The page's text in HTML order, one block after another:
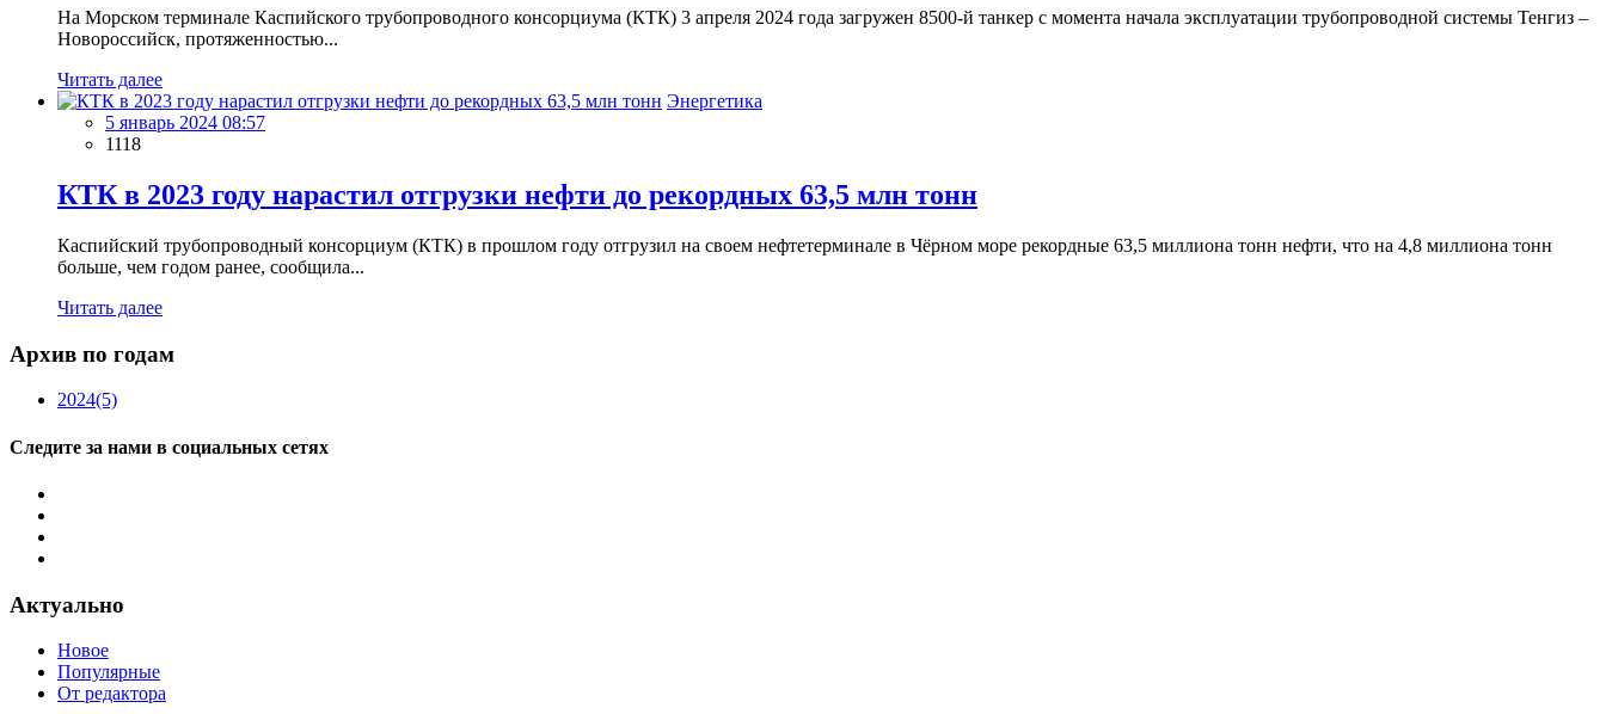
На Морском терминале Каспийского трубопроводного консорциума (КТК) 3 апреля 2024 года загружен 8500-й танкер с момента начала эксплуатации трубопроводной системы Тенгиз –
Новороссийск, протяженностью...
Читать далее
Энергетика
5 январь 2024 08:57
1118
КТК в 2023 году нарастил отгрузки нефти до рекордных 63,5 млн тонн
Каспийский трубопроводный консорциум (КТК) в прошлом году отгрузил на своем нефтетерминале в Чёрном море рекордные 63,5 миллиона тонн нефти, что на 4,8 миллиона тонн
больше, чем годом ранее, сообщила...
Читать далее
Архив по годам
2024(5)
Следите за нами в социальных сетях
Актуально
Новое
Популярные
От редактора